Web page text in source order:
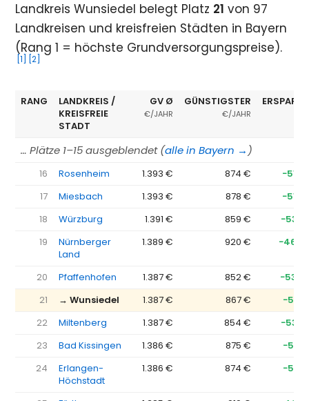
Landkreis Wunsiedel belegt Platz 21 von 97
Landkreisen und kreisfreien Städten in Bayern
(Rang 1 = höchste Grundversorgungspreise).
[1] [2]
RANG
LANDKREIS /
KREISFREIE
STADT
GV Ø
€/JAHR
GÜNSTIGSTER
€/JAHR
… Plätze 1–15 ausgeblendet (alle in Bayern → )
16 Rosenheim 1.393 € 874 €
−519
17
Miesbach 1.393 € 878 €
−515
18
Würzburg 1.391 € 859 €
−533
19
Nürnberger
Land
1.389 € 920 € −469
20 Pfaffenhofen 1.387 € 852 €
−535
21
→ Wunsiedel 1.387 € 867 €
−521
22
Miltenberg 1.387 € 854 €
−533
23
Bad Kissingen 1.386 € 875 €
−512
24
Erlangen-
Höchstadt
1.386 € 874 € −512